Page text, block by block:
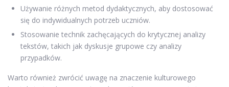
Używanie różnych metod dydaktycznych, aby dostosować
się do indywidualnych potrzeb uczniów.
Stosowanie technik zachęcających do krytycznej analizy
tekstów, takich jak dyskusje grupowe czy analizy
przypadków.
Warto również zwrócić uwagę na znaczenie kulturowego